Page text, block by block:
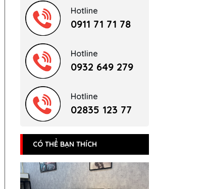
Hotline
0911 71 71 78
Hotline
0932 649 279
Hotline
02835 123 77
CÓ THỂ BẠN THÍCH